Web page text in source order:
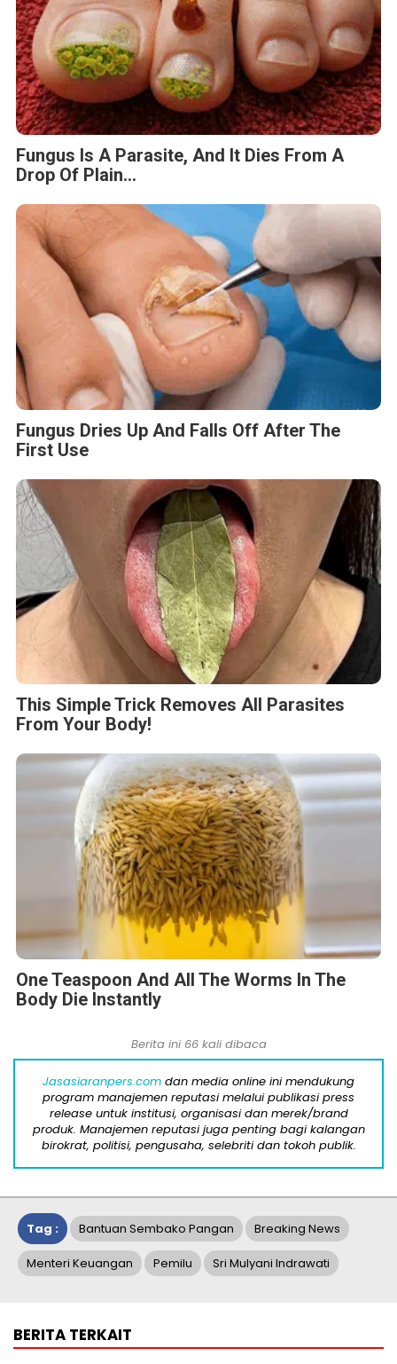
Fungus Is A Parasite, And It Dies From A
Drop Of Plain...
Fungus Dries Up And Falls Off After The
First Use
This Simple Trick Removes All Parasites
From Your Body!
One Teaspoon And All The Worms In The
Body Die Instantly
Berita ini 66 kali dibaca
Jasasiaranpers.com dan media online ini mendukung
program manajemen reputasi melalui publikasi press
release untuk institusi, organisasi dan merek/brand
produk. Manajemen reputasi juga penting bagi kalangan
birokrat, politisi, pengusaha, selebriti dan tokoh publik.
Tag : Bantuan Sembako Pangan Breaking News
Menteri Keuangan Pemilu Sri Mulyani Indrawati
BERITA TERKAIT